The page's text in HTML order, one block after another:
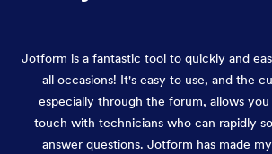
Jotform is a fantastic tool to quickly and
all occasions! It's easy to use, and the
especially through the forum, allows
touch with technicians who can rapidly
answer questions. Jotform has made